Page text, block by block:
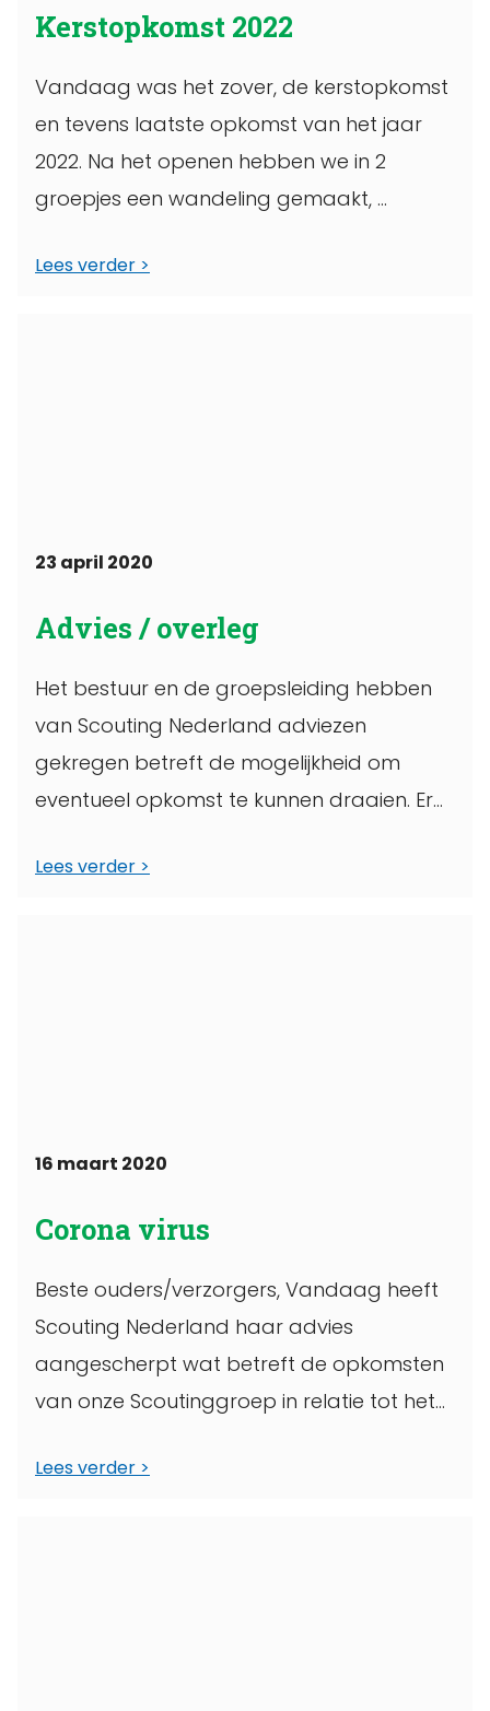
Kerstopkomst 2022
Vandaag was het zover, de kerstopkomst
en tevens laatste opkomst van het jaar
2022. Na het openen hebben we in 2
groepjes een wandeling gemaakt, ...
Lees verder
23 april 2020
Advies / overleg
Het bestuur en de groepsleiding hebben
van Scouting Nederland adviezen
gekregen betreft de mogelijkheid om
eventueel opkomst te kunnen draaien. Er
Lees verder
16 maart 2020
Corona virus
Beste ouders/verzorgers, Vandaag heeft
Scouting Nederland haar advies
aangescherpt wat betreft de opkomsten
van onze Scoutinggroep in relatie tot het
alle ...
Lees verder